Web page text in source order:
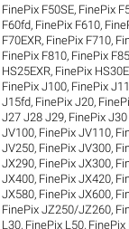
FinePix F50SE, FinePix
F60fd, FinePix F610,
F70EXR, FinePix F710,
FinePix F810, FinePix
HS25EXR, FinePix
FinePix J100, FinePix
J15fd, FinePix J20,
J27 J28 J29, FinePix
JV100, FinePix JV110,
JV250, FinePix JV300,
JX290, FinePix JX300,
JX400, FinePix JX420,
JX580, FinePix JX600,
FinePix JZ250/JZ260,
L30, FinePix L50, FinePix